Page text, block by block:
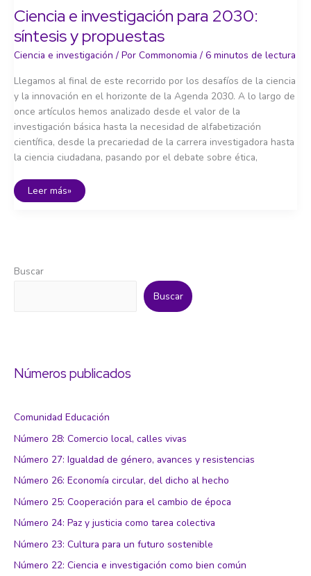
Buscar
Buscar
Números publicados
Comunidad Educación
Número 28: Comercio local, calles vivas
Número 27: Igualdad de género, avances y resistencias
Número 26: Economía circular, del dicho al hecho
Número 25: Cooperación para el cambio de época
Número 24: Paz y justicia como tarea colectiva
Número 23: Cultura para un futuro sostenible
Número 22: Ciencia e investigación como bien común
Ciencia e investigación para 2030:
síntesis y propuestas
Ciencia e investigación / Por Commonomia / 6 minutos de lectura
Llegamos al final de este recorrido por los desafíos de la ciencia
y la innovación en el horizonte de la Agenda 2030. A lo largo de
once artículos hemos analizado desde el valor de la
investigación básica hasta la necesidad de alfabetización
científica, desde la precariedad de la carrera investigadora hasta
la ciencia ciudadana, pasando por el debate sobre ética,
Ciencia
e
Leer más»